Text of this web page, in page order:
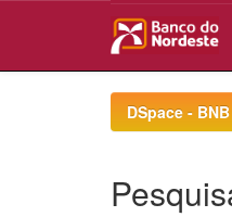
DSpace -